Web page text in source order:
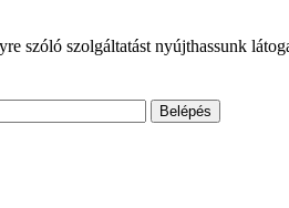
szóló szolgáltatást nyújthassunk